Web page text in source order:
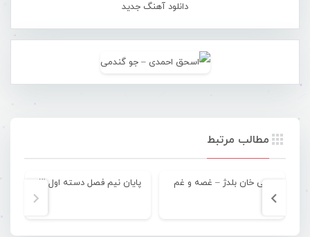
دانلود آهنگ جدید
مطالب مرتبط
علی خان بلدژ – غصه و غم پایان نیم فصل دسته اول ۹۳